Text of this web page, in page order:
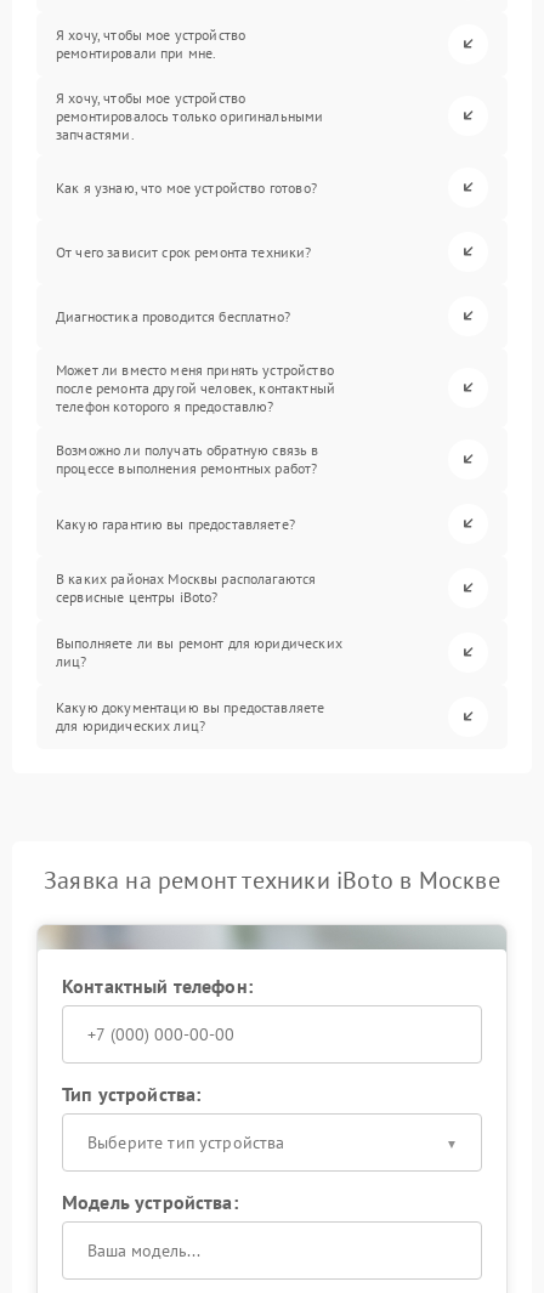
Я хочу, чтобы мое устройство
ремонтировали при мне.
Я хочу, чтобы мое устройство
ремонтировалось только оригинальными
запчастями.
Как я узнаю, что мое устройство готово?
От чего зависит срок ремонта техники?
Диагностика проводится бесплатно?
Может ли вместо меня принять устройство
после ремонта другой человек, контактный
телефон которого я предоставлю?
Возможно ли получать обратную связь в
процессе выполнения ремонтных работ?
Какую гарантию вы предоставляете?
В каких районах Москвы располагаются
сервисные центры iBoto?
Выполняете ли вы ремонт для юридических
лиц?
Какую документацию вы предоставляете
для юридических лиц?
Заявка на ремонт техники iBoto в Москве
Контактный телефон:
Тип устройства:
Выберите тип устройства
Модель устройства: